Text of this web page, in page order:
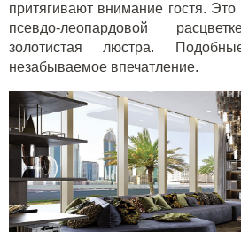
притягивают внимание гостя.
псевдо-леопардовой
золотистая люстра.
незабываемое впечатление.